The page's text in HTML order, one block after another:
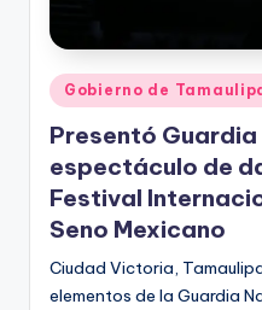
Publicado
en
Gobierno de
Presentó
espectáculo de
Festival
Seno Mexicano
Ciudad Victoria,
elementos de la Guardia